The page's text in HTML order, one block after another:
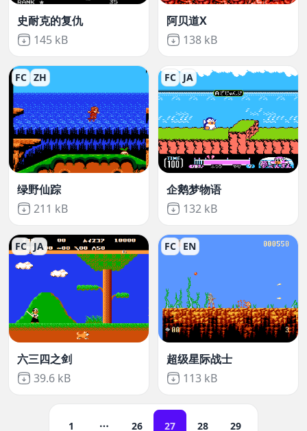
史耐克的复仇
Not downloaded
145 kB
阿贝道X
Not downloaded
138 kB
FC ZH
绿野仙踪
Not downloaded
211 kB
FC JA
企鹅梦物语
Not downloaded
132 kB
FC JA
六三四之剑
Not downloaded
39.6 kB
FC EN
超级星际战士
Not downloaded
113 kB
1 26 27 28 29